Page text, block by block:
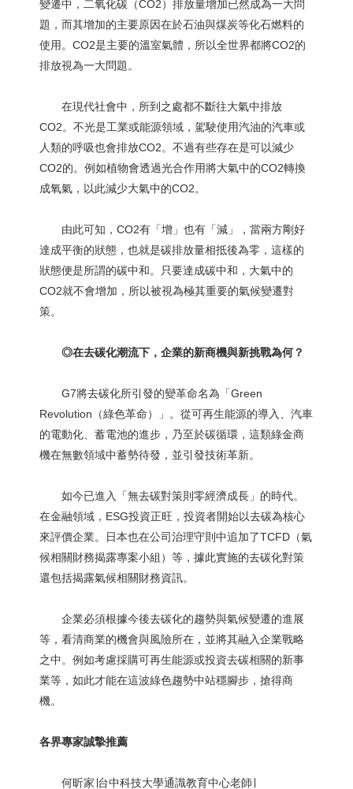
變遷中，二氧化碳（CO2）排放量增加已然成為一大問
題，而其增加的主要原因在於石油與煤炭等化石燃料的
使用。CO2是主要的溫室氣體，所以全世界都將CO2的
排放視為一大問題。
在現代社會中，所到之處都不斷往大氣中排放
CO2。不光是工業或能源領域，駕駛使用汽油的汽車或
人類的呼吸也會排放CO2。不過有些存在是可以減少
CO2的。例如植物會透過光合作用將大氣中的CO2轉換
成氧氣，以此減少大氣中的CO2。
由此可知，CO2有「增」也有「減」，當兩方剛好
達成平衡的狀態，也就是碳排放量相抵後為零，這樣的
狀態便是所謂的碳中和。只要達成碳中和，大氣中的
CO2就不會增加，所以被視為極其重要的氣候變遷對
策。
◎在去碳化潮流下，企業的新商機與新挑戰為何？
G7將去碳化所引發的變革命名為「Green
Revolution（綠色革命）」。從可再生能源的導入、汽車
的電動化、蓄電池的進步，乃至於碳循環，這類綠金商
機在無數領域中蓄勢待發，並引發技術革新。
如今已進入「無去碳對策則零經濟成長」的時代。
在金融領域，ESG投資正旺，投資者開始以去碳為核心
來評價企業。日本也在公司治理守則中追加了TCFD（氣
候相關財務揭露專案小組）等，據此實施的去碳化對策
還包括揭露氣候相關財務資訊。
企業必須根據今後去碳化的趨勢與氣候變遷的進展
等，看清商業的機會與風險所在，並將其融入企業戰略
之中。例如考慮採購可再生能源或投資去碳相關的新事
業等，如此才能在這波綠色趨勢中站穩腳步，搶得商
機。
各界專家誠摯推薦
何昕家∣台中科技大學通識教育中心老師∣